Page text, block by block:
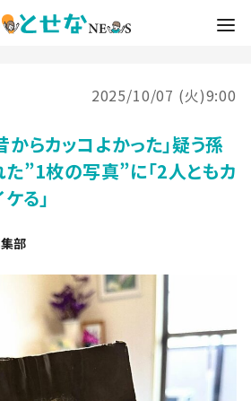
2025/10/07 (火)9:00
からカッコよかった」疑う孫
”1枚の写真”に「2人ともカ
る」
部